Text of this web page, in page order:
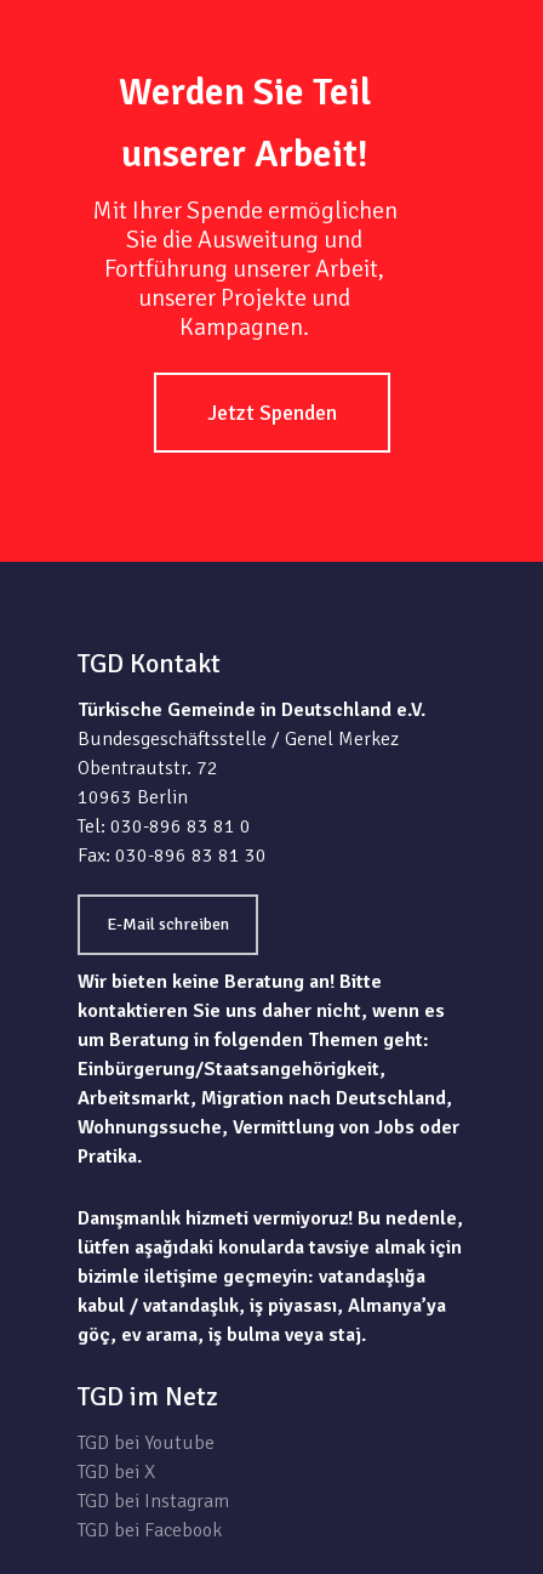
Werden Sie Teil
unserer Arbeit!
Mit Ihrer Spende ermöglichen
Sie die Ausweitung und
Fortführung unserer Arbeit,
unserer Projekte und
Kampagnen.
Jetzt Spenden
TGD Kontakt
Türkische Gemeinde in Deutschland e.V.
Bundesgeschäftsstelle / Genel Merkez
Obentrautstr. 72
10963 Berlin
Tel: 030-896 83 81 0
Fax: 030-896 83 81 30
E-Mail schreiben
Wir bieten keine Beratung an! Bitte
kontaktieren Sie uns daher nicht, wenn es
um Beratung in folgenden Themen geht:
Einbürgerung/Staatsangehörigkeit,
Arbeitsmarkt, Migration nach Deutschland,
Wohnungssuche, Vermittlung von Jobs oder
Pratika.
Danışmanlık hizmeti vermiyoruz! Bu nedenle,
lütfen aşağıdaki konularda tavsiye almak için
bizimle iletişime geçmeyin: vatandaşlığa
kabul / vatandaşlık, iş piyasası, Almanya’ya
göç, ev arama, iş bulma veya staj.
TGD im Netz
TGD bei Youtube
TGD bei X
TGD bei Instagram
TGD bei Facebook